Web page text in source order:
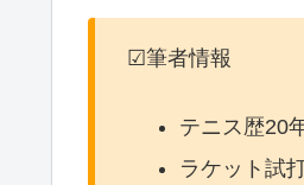
☑筆者情報
テニス歴20
ラケット試